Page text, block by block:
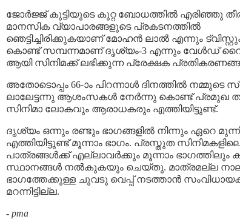
ജോർജ്ജ് കുട്ടിയുടെ കുറ്റ ബോധത്തിൽ എരിഞ്ഞു
മാനസിക വ്യാപാരങ്ങളുടെ പ്രകടനത്തിൽ
ഞെട്ടിച്ചിരിക്കുകയാണ് മോഹൻ ലാൽ എന്നും
കൊണ്ട് സമ്പന്നമാണ് ദൃശ്യം-3 എന്നും വേൾഡ്
ആയി സിനിമക്ക് ലഭിക്കുന്ന പ്രേക്ഷക
അതോടൊപ്പം 66-ാം പിറന്നാൾ ദിനത്തിൽ നമ്മുടെ
ലാലേട്ടന്നു ആശംസകൾ നേർന്നു കൊണ്ട് പ്രമുഖ
സിനിമാ ലോകവും ആരാധകരും എത്തിയിട്ടുണ്ട്.
ദൃശ്യം ഒന്നും രണ്ടും ഭാഗങ്ങളിൽ നിന്നും ഏറെ
എത്തിയിട്ടുണ്ട് മൂന്നാം ഭാഗം. പ്രസ്തുത
പാത്രങ്ങൾക്ക് എല്ലാവർക്കും മൂന്നാം
സ്ഥാനങ്ങൾ നൽകുകയും ചെയ്തു. മാത്രമല്ല
ഭാഗത്തേക്കുള്ള ചുവടു വെപ്പ് നടത്താൻ
മറന്നിട്ടില്ല.
- pma